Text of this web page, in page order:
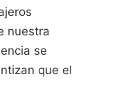
nuestra
se
que el